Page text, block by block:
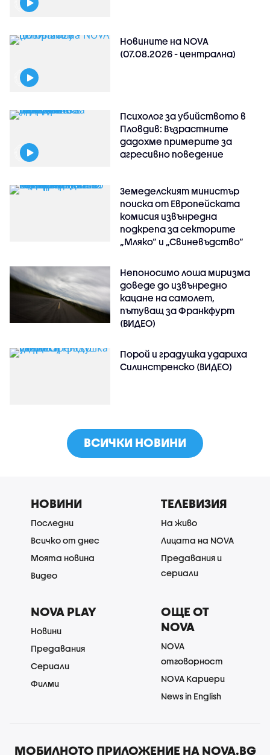
Новините на NOVA
(07.08.2026 - централна)
Психолог за убийството в
Пловдив: Възрастните
дадохме примерите за
агресивно поведение
Земеделският министър
поиска от Европейската
комисия извънредна
подкрепа за секторите
„Мляко“ и „Свиневъдство“
Непоносимо лоша миризма
доведе до извънредно
кацане на самолет,
пътуващ за Франкфурт
(ВИДЕО)
Порой и градушка удариха
Силинстренско (ВИДЕО)
ВСИЧКИ НОВИНИ
НОВИНИ
Последни
Всичко от днес
Моята новина
Видео
ТЕЛЕВИЗИЯ
На живо
Лицата на NOVA
Предавания и
сериали
NOVA PLAY
Новини
Предавания
Сериали
Филми
ОЩЕ ОТ
NOVA
NOVA
отговорност
NOVA Кариери
News in English
МОБИЛНОТО ПРИЛОЖЕНИЕ НА NOVA.BG